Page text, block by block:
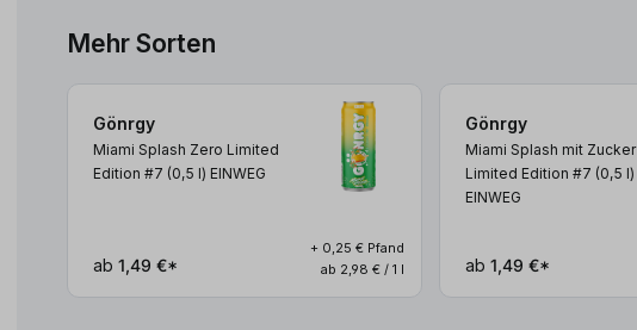
Mehr Sorten
Gönrgy
Miami Splash Zero Limited
Edition #7 (0,5 l) EINWEG
ab 1,49 €*
+ 0,25 € Pfand
ab 2,98 € / 1 l
Gönrgy
Miami Splash mit Zucker
Limited Edition #7 (0,5 l)
EINWEG
ab 1,49 €*